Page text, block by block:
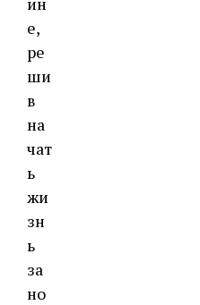
е,
ре
ши
в
на
чат
ь
жи
зн
ь
за
но